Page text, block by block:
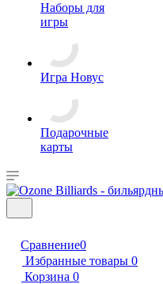
Наборы для
игры
Игра Новус
Подарочные
карты
Сравнение0
Избранные товары 0
Корзина 0